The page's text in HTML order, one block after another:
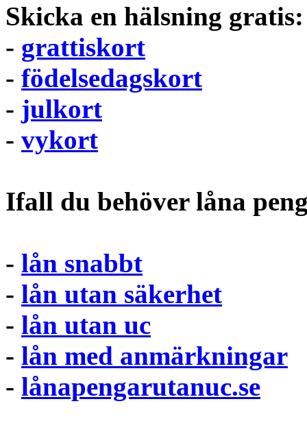
Skicka en hälsning gratis:
- grattiskort
- födelsedagskort
- julkort
- vykort
Ifall du behöver låna
- lån snabbt
- lån utan säkerhet
- lån utan uc
- lån med anmärkningar
- lånapengarutanuc.se